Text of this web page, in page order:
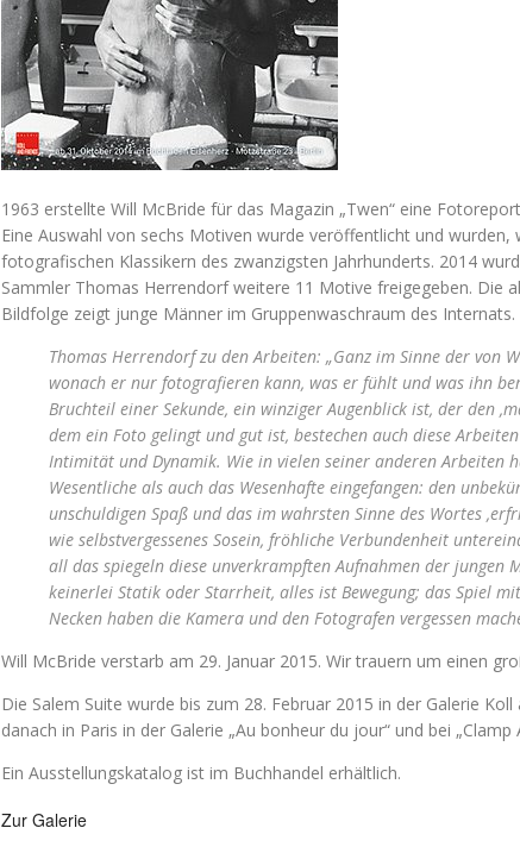
1963 erstellte Will McBride für das Magazin „Twen“ eine
Eine Auswahl von sechs Motiven wurde veröffentlicht und wurden,
fotografischen Klassikern des zwanzigsten Jahrhunderts. 2014
Sammler Thomas Herrendorf weitere 11 Motive freigegeben. Die
Bildfolge zeigt junge Männer im Gruppenwaschraum des Internats.
Thomas Herrendorf zu den Arbeiten: „Ganz im Sinne der von
wonach er nur fotografieren kann, was er fühlt und was ihn
Bruchteil einer Sekunde, ein winziger Augenblick ist, der den
dem ein Foto gelingt und gut ist, bestechen auch diese
Intimität und Dynamik. Wie in vielen seiner anderen Arbeiten
Wesentliche als auch das Wesenhafte eingefangen: den
unschuldigen Spaß und das im wahrsten Sinne des Wortes
wie selbstvergessenes Sosein, fröhliche Verbundenheit
all das spiegeln diese unverkrampften Aufnahmen der jungen
keinerlei Statik oder Starrheit, alles ist Bewegung; das Spiel
Necken haben die Kamera und den Fotografen vergessen
Will McBride verstarb am 29. Januar 2015. Wir trauern um einen
Die Salem Suite wurde bis zum 28. Februar 2015 in der Galerie
danach in Paris in der Galerie „Au bonheur du jour“ und bei „Clamp
Ein Ausstellungskatalog ist im Buchhandel erhältlich.
Zur Galerie